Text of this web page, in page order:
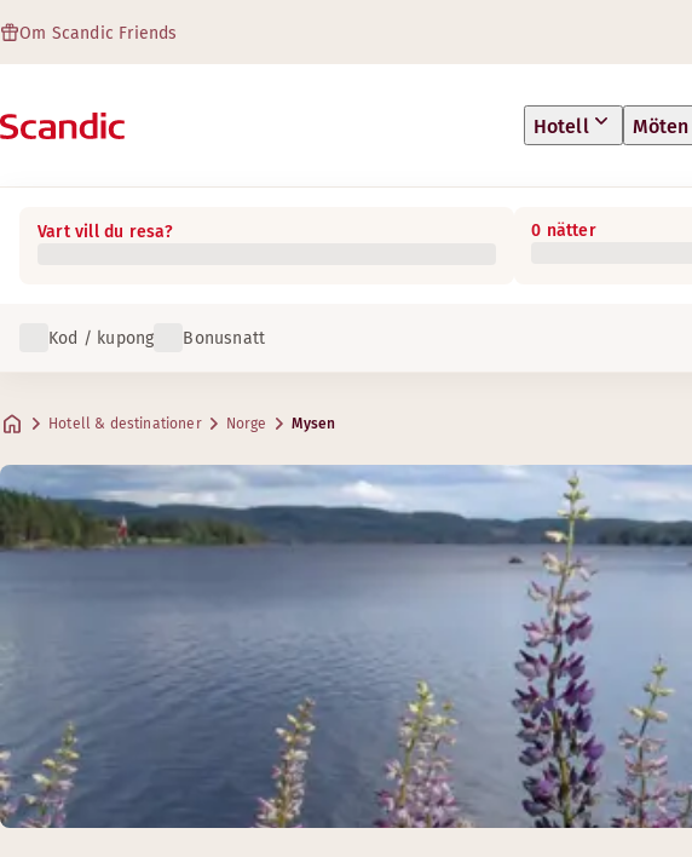
Om Scandic Friends
Hotell Möten
Vart vill du resa? 0 nätter
Kod / kupong Bonusnatt
Hotell & destinationer Norge Mysen